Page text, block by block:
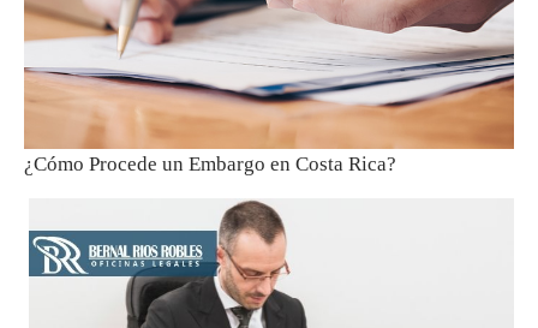
¿Cómo Procede un Embargo en Costa Rica?